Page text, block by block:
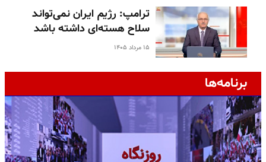
ترامپ: رژیم ایران نمی‌تواند
سلاح هسته‌ای داشته باشد
۱۵ مرداد ۱۴۰۵
برنامه‌ها